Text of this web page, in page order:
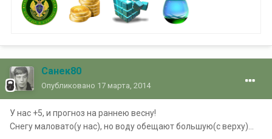
Санек80
Опубликовано 17 марта, 2014
У нас +5, и прогноз на раннею весну!
Снегу маловато(у нас), но воду обещают большую(с верху)...